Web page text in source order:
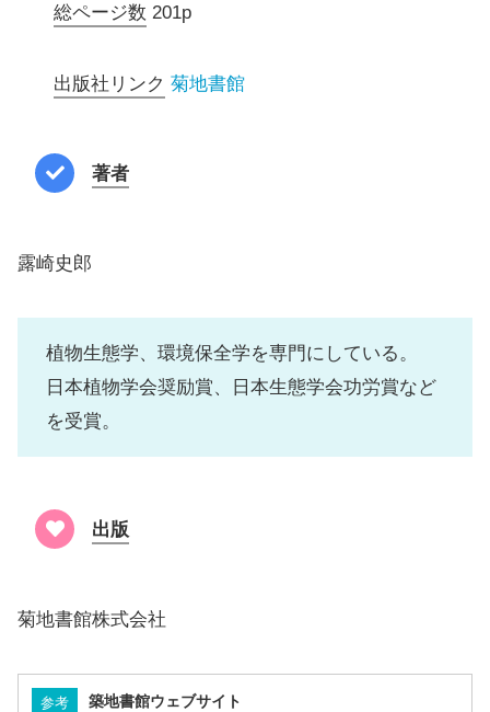
総ページ数 201p
出版社リンク 菊地書館
著者
露崎史郎
植物生態学、環境保全学を専門にしている。
日本植物学会奨励賞、日本生態学会功労賞など
を受賞。
出版
菊地書館株式会社
参考 築地書館ウェブサイト